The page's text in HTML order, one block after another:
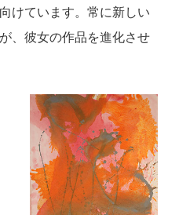
けています。常に新しい
、彼女の作品を進化させ